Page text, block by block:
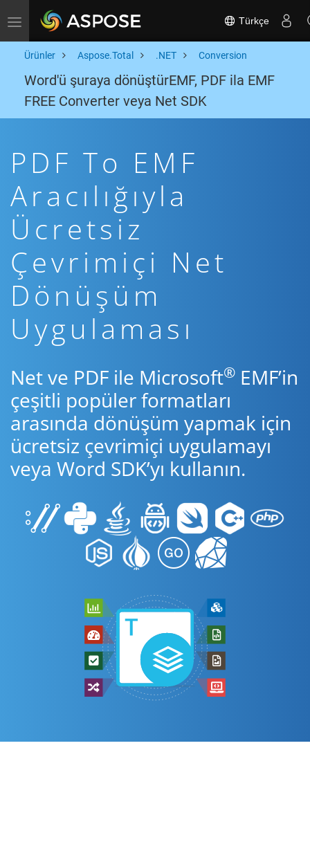
Toggle navigation Türkçe
Ürünler Aspose.Total .NET Conversion
Word'ü şuraya dönüştürEMF, PDF ila EMF
FREE Converter veya Net SDK
PDF To EMF
Aracılığıyla
Ücretsiz
Çevrimiçi Net
Dönüşüm
Uygulaması
Net ve PDF ile Microsoft® EMF’in
çeşitli popüler formatları
arasında dönüşüm yapmak için
ücretsiz çevrimiçi uygulamayı
veya Word SDK’yı kullanın.